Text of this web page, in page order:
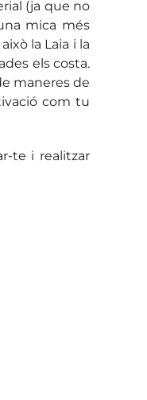
(ja que no
mica més
la Laia i la
els costa.
maneres de
com tu
te i realitzar